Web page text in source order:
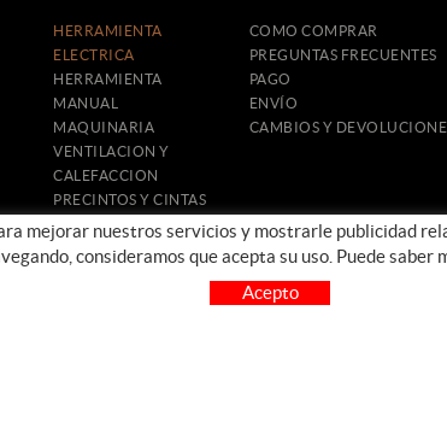
HERRAMIENTA
ELECTRICA
HERRAMIENTA
MANUAL
MAQUINARIA
VENTILACION Y
CALEFACCION
PRECINTOS Y CINTAS
CONSTRUCCIÓN
PROTECCIÓN E
COMO COMPRAR
PREGUNTAS FRECUENTES
PAGO
ENVÍO
CAMBIOS Y
mejorar nuestros servicios y mostrarle publicidad
consideramos que acepta su uso. Puede
Acepto